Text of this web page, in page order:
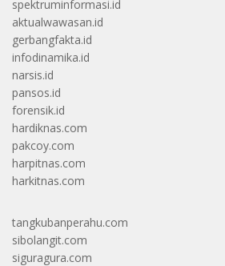
spektruminformasi.id
aktualwawasan.id
gerbangfakta.id
infodinamika.id
narsis.id
pansos.id
forensik.id
hardiknas.com
pakcoy.com
harpitnas.com
harkitnas.com
tangkubanperahu.com
sibolangit.com
siguragura.com